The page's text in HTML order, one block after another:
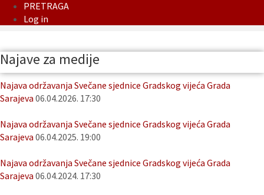
PRETRAGA
Log in
Najave za medije
Najava održavanja Svečane sjednice Gradskog vijeća Grada
Sarajeva 06.04.2026. 17:30
Najava održavanja Svečane sjednice Gradskog vijeća Grada
Sarajeva 06.04.2025. 19:00
Najava održavanja Svečane sjednice Gradskog vijeća Grada
Sarajeva 06.04.2024. 17:30